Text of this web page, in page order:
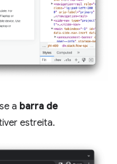
a barra de
estreita.